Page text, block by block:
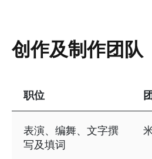
创作及制作团队
职位
表演、编舞、文字撰
写及填词